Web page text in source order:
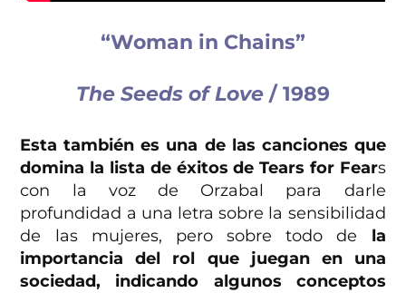
“Woman in Chains”
The Seeds of Love / 1989
Esta también es una de las canciones que
domina la lista de éxitos de Tears for Fears
con la voz de Orzabal para darle
profundidad a una letra sobre la sensibilidad
de las mujeres, pero sobre todo de la
importancia del rol que juegan en una
sociedad, indicando algunos conceptos